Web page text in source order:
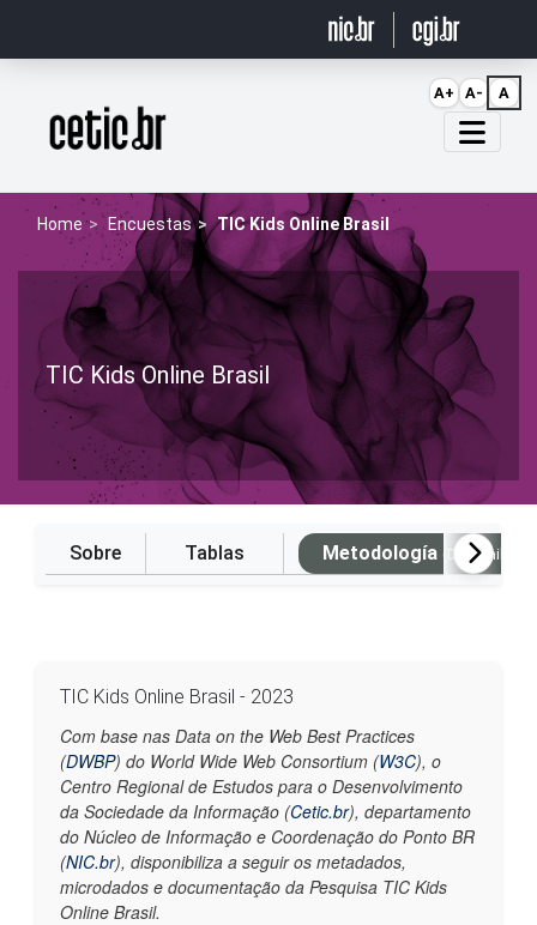
Página inicial
Home Encuestas TIC Kids Online Brasil
TIC Kids Online Brasil
Sobre Tablas Metodología (Disponible
TIC Kids Online Brasil - 2023
Com base nas Data on the Web Best Practices
(DWBP) do World Wide Web Consortium (W3C), o
Centro Regional de Estudos para o Desenvolvimento
da Sociedade da Informação (Cetic.br), departamento
do Núcleo de Informação e Coordenação do Ponto BR
(NIC.br), disponibiliza a seguir os metadados,
microdados e documentação da Pesquisa TIC Kids
Online Brasil.
A+ A- A